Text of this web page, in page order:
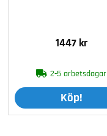
1447 kr
2-5 arbetsdagar
Köp!